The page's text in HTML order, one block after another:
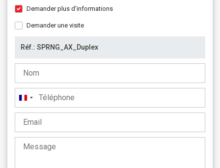
Demander plus d'informations
Demander une visite
France
+33